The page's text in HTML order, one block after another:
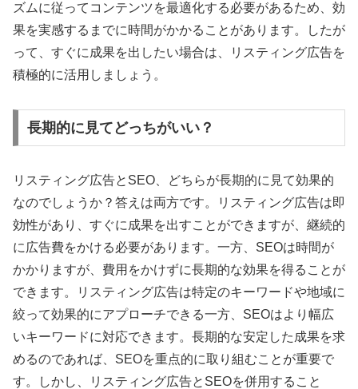
ズムに従ってコンテンツを最適化する必要があるため、効
果を実感するまでに時間がかかることがあります。したが
って、すぐに成果を出したい場合は、リスティング広告を
積極的に活用しましょう。
長期的に見てどっちがいい？
リスティング広告とSEO、どちらが長期的に見て効果的
なのでしょうか？答えは両方です。リスティング広告は即
効性があり、すぐに成果を出すことができますが、継続的
に広告費をかける必要があります。一方、SEOは時間が
かかりますが、費用をかけずに長期的な効果を得ることが
できます。リスティング広告は特定のキーワードや地域に
絞って効果的にアプローチできる一方、SEOはより幅広
いキーワードに対応できます。長期的な安定した成果を求
めるのであれば、SEOを重点的に取り組むことが重要で
す。しかし、リスティング広告とSEOを併用すること